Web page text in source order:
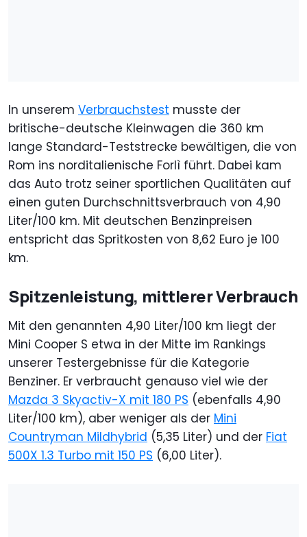
In unserem Verbrauchstest musste der
britische-deutsche Kleinwagen die 360 km
lange Standard-Teststrecke bewältigen, die von
Rom ins norditalienische Forlì führt. Dabei kam
das Auto trotz seiner sportlichen Qualitäten auf
einen guten Durchschnittsverbrauch von 4,90
Liter/100 km. Mit deutschen Benzinpreisen
entspricht das Spritkosten von 8,62 Euro je 100
km.
Spitzenleistung, mittlerer Verbrauch
Mit den genannten 4,90 Liter/100 km liegt der
Mini Cooper S etwa in der Mitte im Rankings
unserer Testergebnisse für die Kategorie
Benziner. Er verbraucht genauso viel wie der
Mazda 3 Skyactiv-X mit 180 PS (ebenfalls 4,90
Liter/100 km), aber weniger als der Mini
Countryman Mildhybrid (5,35 Liter) und der Fiat
500X 1.3 Turbo mit 150 PS (6,00 Liter).